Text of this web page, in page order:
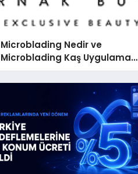
Microblading Nedir ve
Microblading Kaş Uygulaması
Nasıl Yapılır?